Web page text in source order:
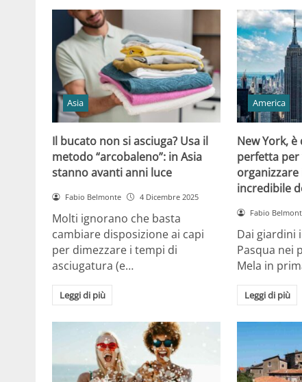
Asia
Il bucato non si asciuga? Usa il
metodo “arcobaleno”: in Asia
stanno avanti anni luce
Fabio Belmonte 4 Dicembre 2025
Molti ignorano che basta
cambiare disposizione ai capi
per dimezzare i tempi di
asciugatura (e…
Leggi di più
America
New York,
perfetta per
organizzare
incredibile
Fabio
Dai giardini
Pasqua nei
Mela in
Leggi di più